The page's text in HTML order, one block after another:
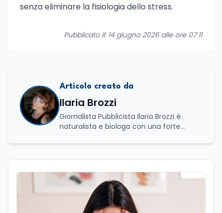
senza eliminare la fisiologia dello stress.
Pubblicato il: 14 giugno 2026 alle ore 07:11
Articolo creato da
Ilaria Brozzi
Giornalista Pubblicista Ilaria Brozzi è
naturalista e biologa con una forte
Laureata in Scienze Naturali e in
professionale ha approfondito lo studio
dei processi biologici e degli equilibri che
regolano i sistemi naturali, sia a livello
macroscopico sia molecolare. Ha svolto